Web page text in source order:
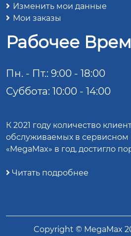
Изменить мои данные
Мои заказы
Рабочее
Пн. - Пт.: 9:00 - 18:00
Суббота: 10:00 - 14:00
К 2021 году количество
обслуживаемых в сервисном
«MegaMax» в год, достигло
Читать подробнее
Copyright © MegaMax